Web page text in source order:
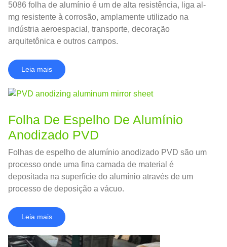
5086 folha de alumínio é um de alta resistência, liga al-
mg resistente à corrosão, amplamente utilizado na
indústria aeroespacial, transporte, decoração
arquitetônica e outros campos.
Leia mais
Folha De Espelho De Alumínio
Anodizado PVD
Folhas de espelho de alumínio anodizado PVD são um
processo onde uma fina camada de material é
depositada na superfície do alumínio através de um
processo de deposição a vácuo.
Leia mais